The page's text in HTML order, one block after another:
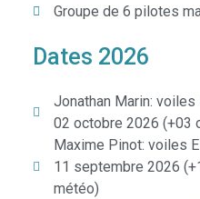
Groupe de 6 pilotes
Dates 2026
Jonathan Marin:
02 octobre 2026 (+03
Maxime Pinot: voiles
11 septembre 2026
météo)